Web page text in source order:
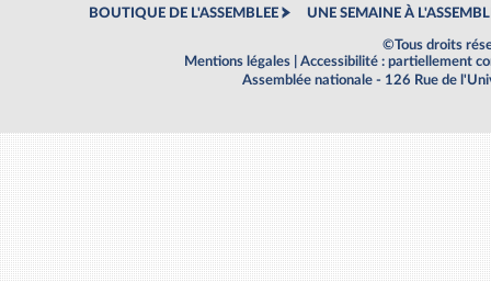
BOUTIQUE DE L'ASSEMBLEE UNE SEMAINE À
©Tous droits
Mentions légales
Accessibilité : partiellement
Assemblée nationale - 126 Rue de